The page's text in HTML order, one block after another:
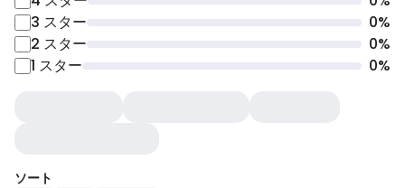
3 スター 0%
2 スター 0%
1 スター 0%
ソート